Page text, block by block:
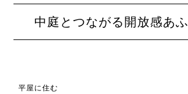
中庭とつながる開放感あ
平屋に住む